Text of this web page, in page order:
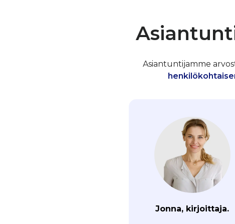
Asiantuntijamme
Jonna, kirjoittaja.